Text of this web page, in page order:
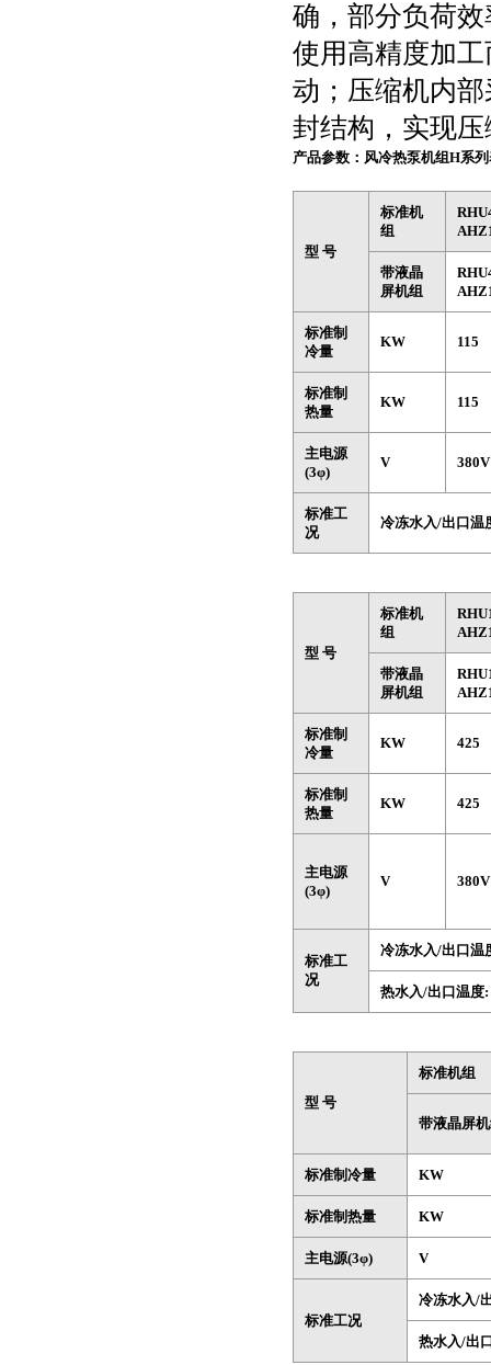
确，部分负荷
使用高精度加
动；压缩机内
封结构，实现
产品参数： 风冷热泵机组H系
型 号
标准机
组
带液晶
屏机组
标准制
冷量
KW 115
标准制
热量
KW 115
主电源
(3φ)
V
标准工
况
冷冻水入/出
型 号
标准机
组
带液晶
屏机组
标准制
冷量
KW 425
标准制
热量
KW 425
主电源
(3φ)
V
标准工
况
冷冻水入/出
热水入/出口
型 号
标准机组
带液晶屏
标准制冷量 KW
标准制热量 KW
主电源(3φ) V
标准工况
冷冻水入/
热水入/